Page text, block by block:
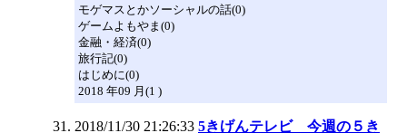
モゲマスとかソーシャルの話(0)
ゲームよもやま(0)
金融・経済(0)
旅行記(0)
はじめに(0)
2018 年09 月(1 )
2018/11/30 21:26:33 5きげんテレビ 今週の５き